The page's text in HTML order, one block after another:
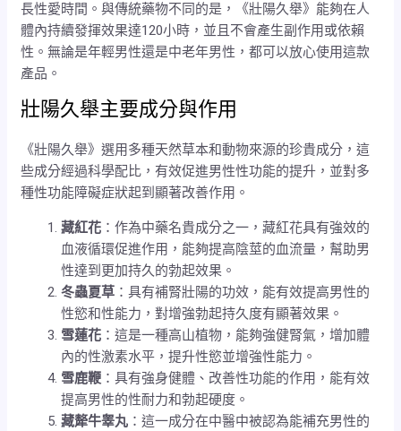
長性愛時間。與傳統藥物不同的是，《壯陽久舉》能夠在人
體內持續發揮效果達120小時，並且不會產生副作用或依賴
性。無論是年輕男性還是中老年男性，都可以放心使用這款
產品。
壯陽久舉主要成分與作用
《壯陽久舉》選用多種天然草本和動物來源的珍貴成分，這
些成分經過科學配比，有效促進男性性功能的提升，並對多
種性功能障礙症狀起到顯著改善作用。
藏紅花 ：作為中藥名貴成分之一，藏紅花具有強效的
血液循環促進作用，能夠提高陰莖的血流量，幫助男
性達到更加持久的勃起效果。
冬蟲夏草 ：具有補腎壯陽的功效，能有效提高男性的
性慾和性能力，對增強勃起持久度有顯著效果。
雪蓮花 ：這是一種高山植物，能夠強健腎氣，增加體
內的性激素水平，提升性慾並增強性能力。
雪鹿鞭 ：具有強身健體、改善性功能的作用，能有效
提高男性的性耐力和勃起硬度。
藏犛牛睾丸 ：這一成分在中醫中被認為能補充男性的